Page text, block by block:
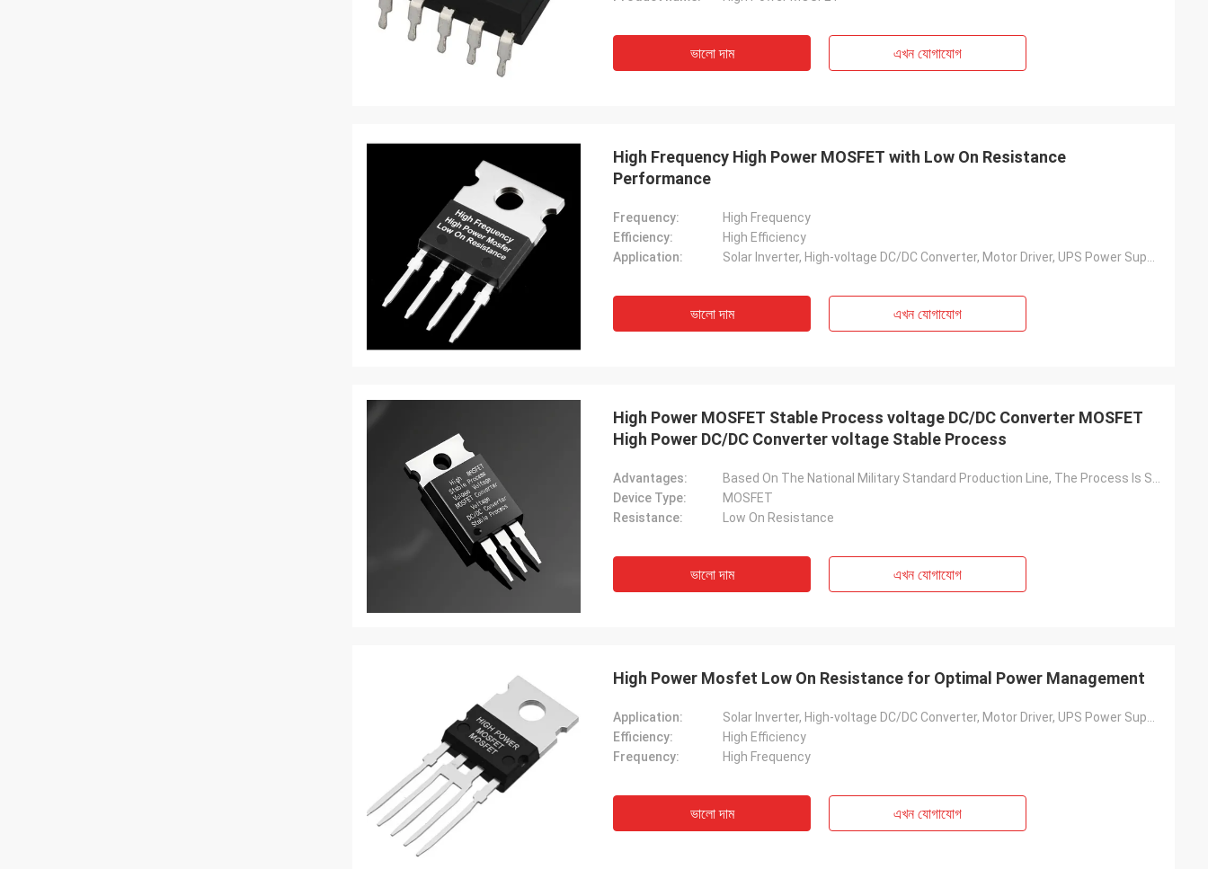
ভালো দাম এখন যোগাযোগ
High Frequency High Power MOSFET with Low On Resistance
Performance
Frequency:
High Frequency
Efficiency:
High Efficiency
Application:
ভালো দাম এখন যোগাযোগ
High Power MOSFET Stable Process voltage DC/DC Converter MOSFET
High Power DC/DC Converter voltage Stable Process
Advantages:
Device Type:
MOSFET
Resistance:
Low On Resistance
ভালো দাম এখন যোগাযোগ
High Power Mosfet Low On Resistance for Optimal Power Management
Application:
Efficiency:
High Efficiency
Frequency:
High Frequency
ভালো দাম এখন যোগাযোগ